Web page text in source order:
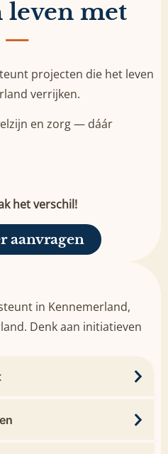
leven met
—
projecten die het leven
verrijken.
en zorg — dáár
het verschil!
aanvragen
in Kennemerland,
Denk aan initiatieven